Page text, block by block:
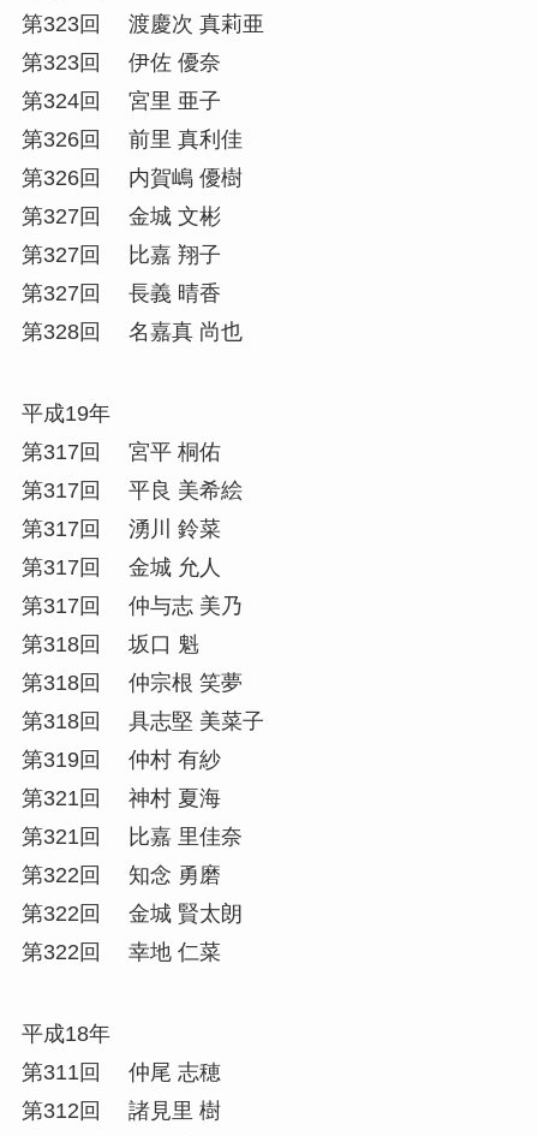
第323回 渡慶次 真莉亜
第323回 伊佐 優奈
第324回 宮里 亜子
第326回 前里 真利佳
第326回 内賀嶋 優樹
第327回 金城 文彬
第327回 比嘉 翔子
第327回 長義 晴香
第328回 名嘉真 尚也
平成19年
第317回 宮平 桐佑
第317回 平良 美希絵
第317回 湧川 鈴菜
第317回 金城 允人
第317回 仲与志 美乃
第318回 坂口 魁
第318回 仲宗根 笑夢
第318回 具志堅 美菜子
第319回 仲村 有紗
第321回 神村 夏海
第321回 比嘉 里佳奈
第322回 知念 勇磨
第322回 金城 賢太朗
第322回 幸地 仁菜
平成18年
第311回 仲尾 志穂
第312回 諸見里 樹